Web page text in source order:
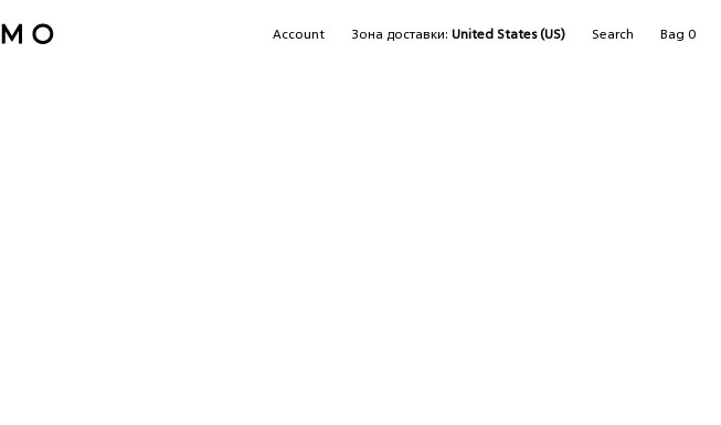
Account Зона доставки:United States (US) Search Bag 0
SEARCH
Katimo Cafe Shop